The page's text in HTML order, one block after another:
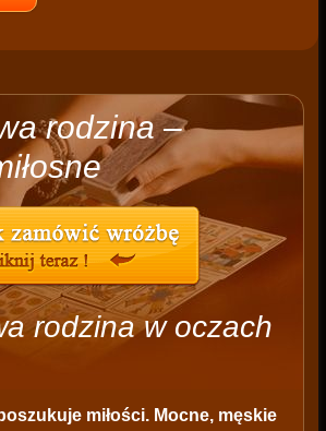
rodzina –
rodzina w oczach
miłości. Mocne, męskie